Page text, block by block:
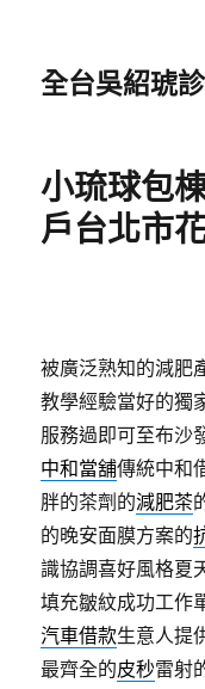
全台吳紹琥
小琉球包
戶台北市
被廣泛熟知的減肥
教學經驗當好的獨
服務過即可至布沙
中和當舖傳統中和
胖的茶劑的減肥茶
的晚安面膜方案的
識協調喜好風格夏
填充皺紋成功工作
汽車借款生意人提
最齊全的皮秒雷射